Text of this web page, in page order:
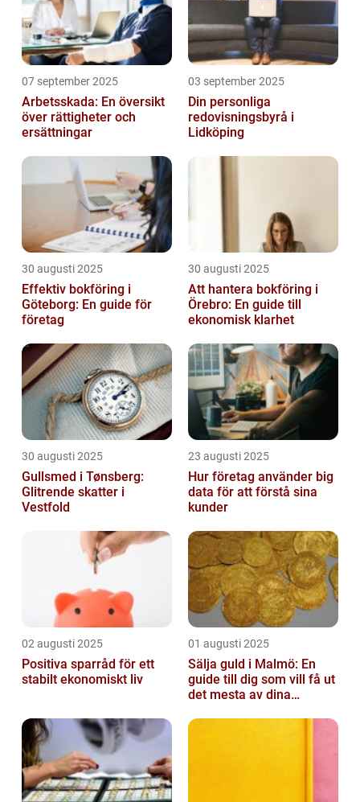
07 september 2025
Arbetsskada: En översikt
över rättigheter och
ersättningar
03 september 2025
Din personliga
redovisningsbyrå i
Lidköping
30 augusti 2025
Effektiv bokföring i
Göteborg: En guide för
företag
30 augusti 2025
Att hantera bokföring i
Örebro: En guide till
ekonomisk klarhet
30 augusti 2025
Gullsmed i Tønsberg:
Glitrende skatter i
Vestfold
23 augusti 2025
Hur företag använder big
data för att förstå sina
kunder
02 augusti 2025
Positiva sparråd för ett
stabilt ekonomiskt liv
01 augusti 2025
Sälja guld i Malmö: En
guide till dig som vill få ut
det mesta av dina